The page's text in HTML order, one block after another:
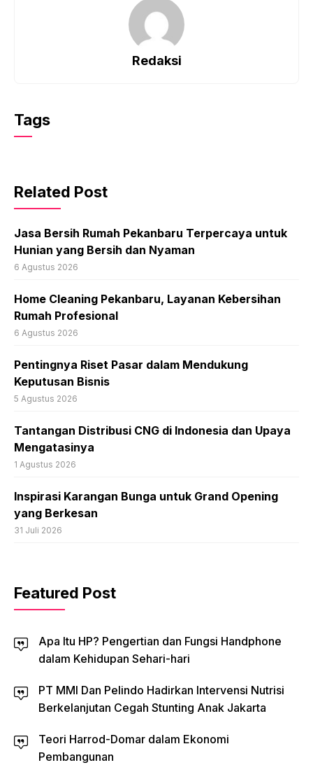
Redaksi
Tags
Related Post
Jasa Bersih Rumah Pekanbaru Terpercaya untuk
Hunian yang Bersih dan Nyaman
6 Agustus 2026
Home Cleaning Pekanbaru, Layanan Kebersihan
Rumah Profesional
6 Agustus 2026
Pentingnya Riset Pasar dalam Mendukung
Keputusan Bisnis
5 Agustus 2026
Tantangan Distribusi CNG di Indonesia dan Upaya
Mengatasinya
1 Agustus 2026
Inspirasi Karangan Bunga untuk Grand Opening
yang Berkesan
31 Juli 2026
Featured Post
Apa Itu HP? Pengertian dan Fungsi Handphone
dalam Kehidupan Sehari-hari
PT MMI Dan Pelindo Hadirkan Intervensi Nutrisi
Berkelanjutan Cegah Stunting Anak Jakarta
Teori Harrod-Domar dalam Ekonomi
Pembangunan